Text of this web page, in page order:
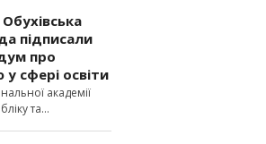
підписали
про
у сфері освіти
академії
та